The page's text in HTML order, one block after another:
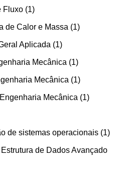
Fluxo 1
de Calor e Massa 1
Aplicada 1
Mecânica 1
Mecânica 1
Mecânica 1
de sistemas operacionais 1
de Dados Avançado